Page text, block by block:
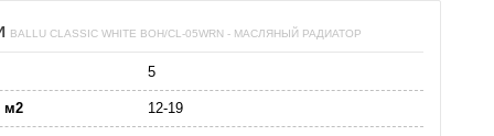
BALLU CLASSIC WHITE BOH/CL-05WRN - МАСЛЯНЫЙ РАДИАТОР
5
м2 12-19